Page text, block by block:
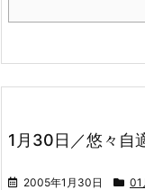
1月30日／悠々自
2005年1月30日 01